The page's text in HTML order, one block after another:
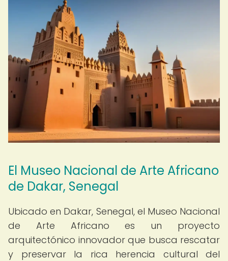
El Museo Nacional de Arte Africano
de Dakar, Senegal
Ubicado en Dakar, Senegal, el Museo Nacional
de Arte Africano es un proyecto
arquitectónico innovador que busca rescatar
y preservar la rica herencia cultural del